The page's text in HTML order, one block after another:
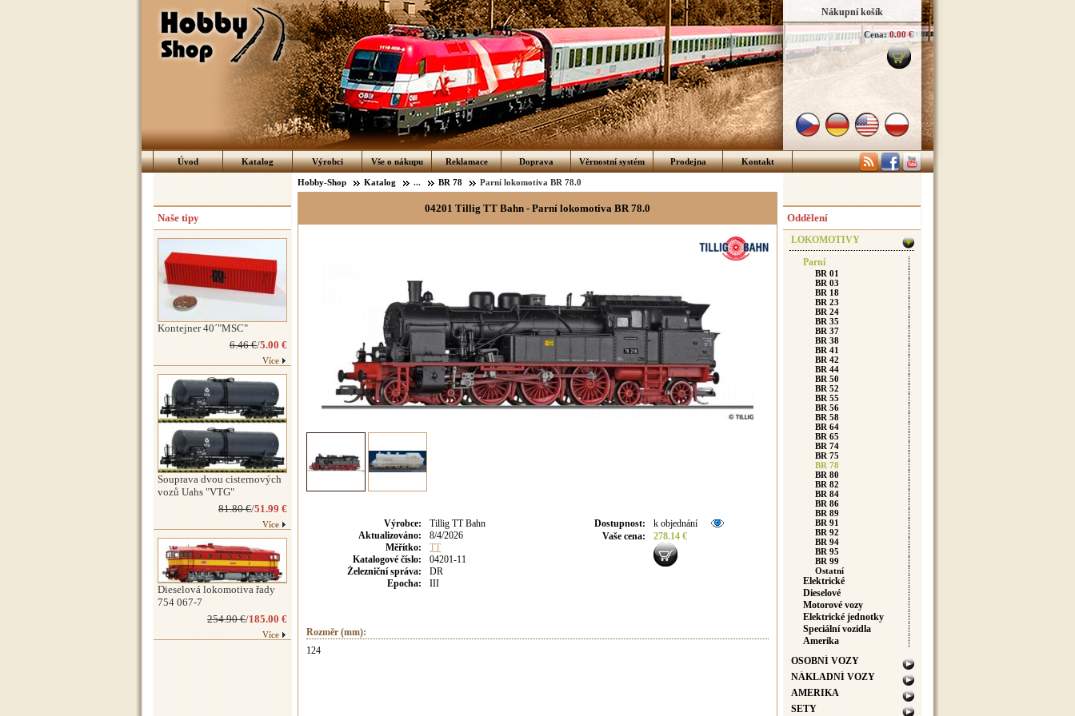
Nákupní košík
Cena: 0.00 €
Úvod Katalog Výrobci Vše o nákupu Reklamace Doprava Věrnostní systém Prodejna Kontakt
Hobby-Shop Katalog ... BR 78 Parní lokomotiva BR 78.0
04201 Tillig TT Bahn - Parní lokomotiva BR 78.0
Výrobce:
Tillig TT Bahn
Aktualizováno:
8/4/2026
Měřítko:
TT
Katalogové číslo:
04201-11
Železniční správa:
DR
Epocha:
III
Dostupnost:
k objednání
Vaše cena: 278.14 €
Rozměr (mm):
124
Naše tipy
Kontejner 40´"MSC"
6.46 €/5.00 €
Více
Souprava dvou cisternových
vozů Uahs "VTG"
81.80 €/51.99 €
Více
Dieselová lokomotiva řady
754 067-7
254.90 €/185.00 €
Více
Oddělení
LOKOMOTIVY
Parní
BR 01
BR 03
BR 18
BR 23
BR 24
BR 35
BR 37
BR 38
BR 41
BR 42
BR 44
BR 50
BR 52
BR 55
BR 56
BR 58
BR 64
BR 65
BR 74
BR 75
BR 78
BR 80
BR 82
BR 84
BR 86
BR 89
BR 91
BR 92
BR 94
BR 95
BR 99
Ostatní
Elektrické
Dieselové
Motorové vozy
Elektrické jednotky
Speciální vozidla
Amerika
OSOBNÍ VOZY
NÁKLADNÍ VOZY
AMERIKA
SETY